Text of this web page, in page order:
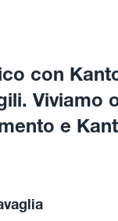
con
Viviamo
e